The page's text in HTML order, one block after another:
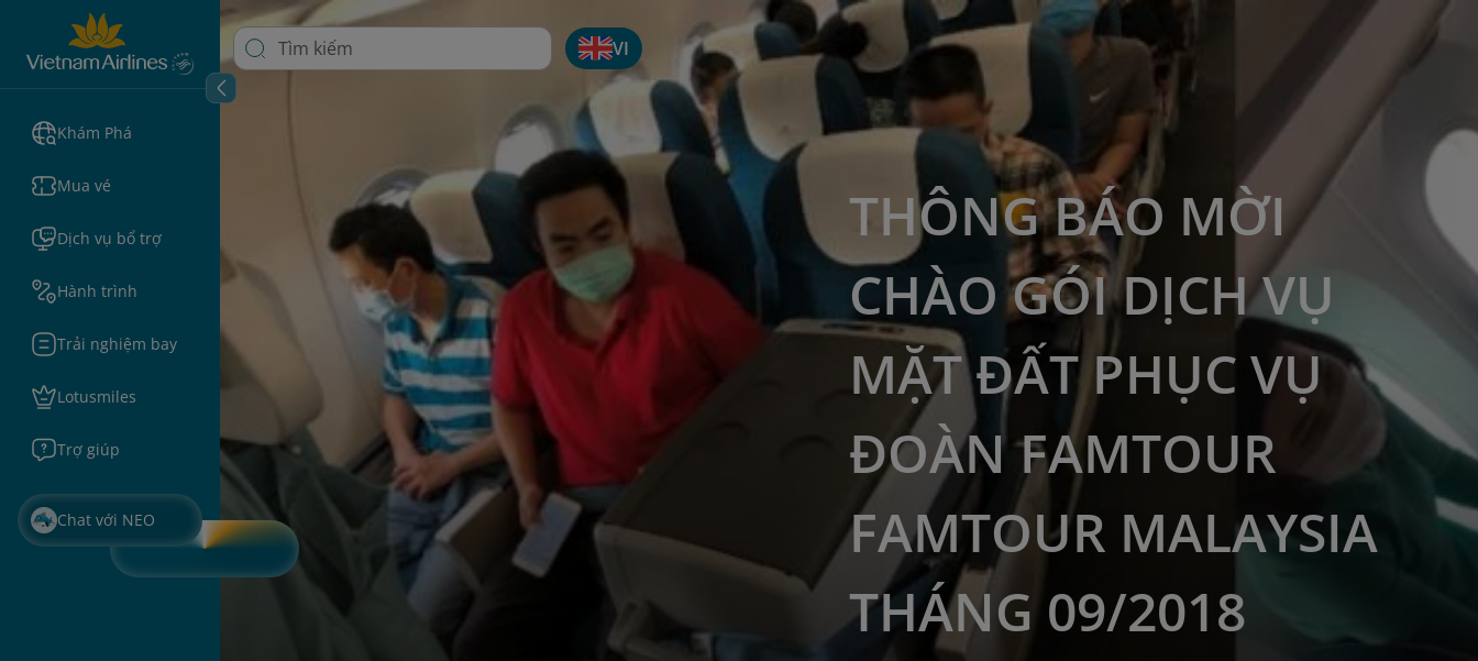
Khám Phá
Mua vé
Dịch vụ bổ trợ
Hành trình
Trải nghiệm bay
Lotusmiles
Trợ giúp
Chat với NEO
VI
THÔNG BÁO MỜI
CHÀO GÓI DỊCH VỤ
MẶT ĐẤT PHỤC VỤ
ĐOÀN FAMTOUR
FAMTOUR MALAYSIA
THÁNG 09/2018